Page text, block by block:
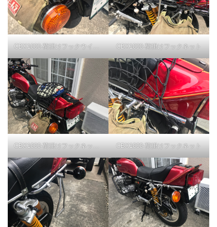
CBX1000-荷掛けフックウインカーステー CBX1000-荷掛けフックネット
CBX1000-荷掛けフックネット積載 CBX1000-荷掛けフックネット